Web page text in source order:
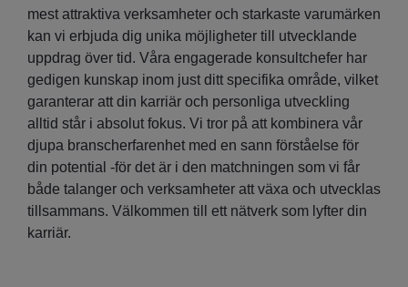
mest attraktiva verksamheter och starkaste varumärken
kan vi erbjuda dig unika möjligheter till utvecklande
uppdrag över tid. Våra engagerade konsultchefer har
gedigen kunskap inom just ditt specifika område, vilket
garanterar att din karriär och personliga utveckling
alltid står i absolut fokus. Vi tror på att kombinera vår
djupa branscherfarenhet med en sann förståelse för
din potential -för det är i den matchningen som vi får
både talanger och verksamheter att växa och utvecklas
tillsammans. Välkommen till ett nätverk som lyfter din
karriär.